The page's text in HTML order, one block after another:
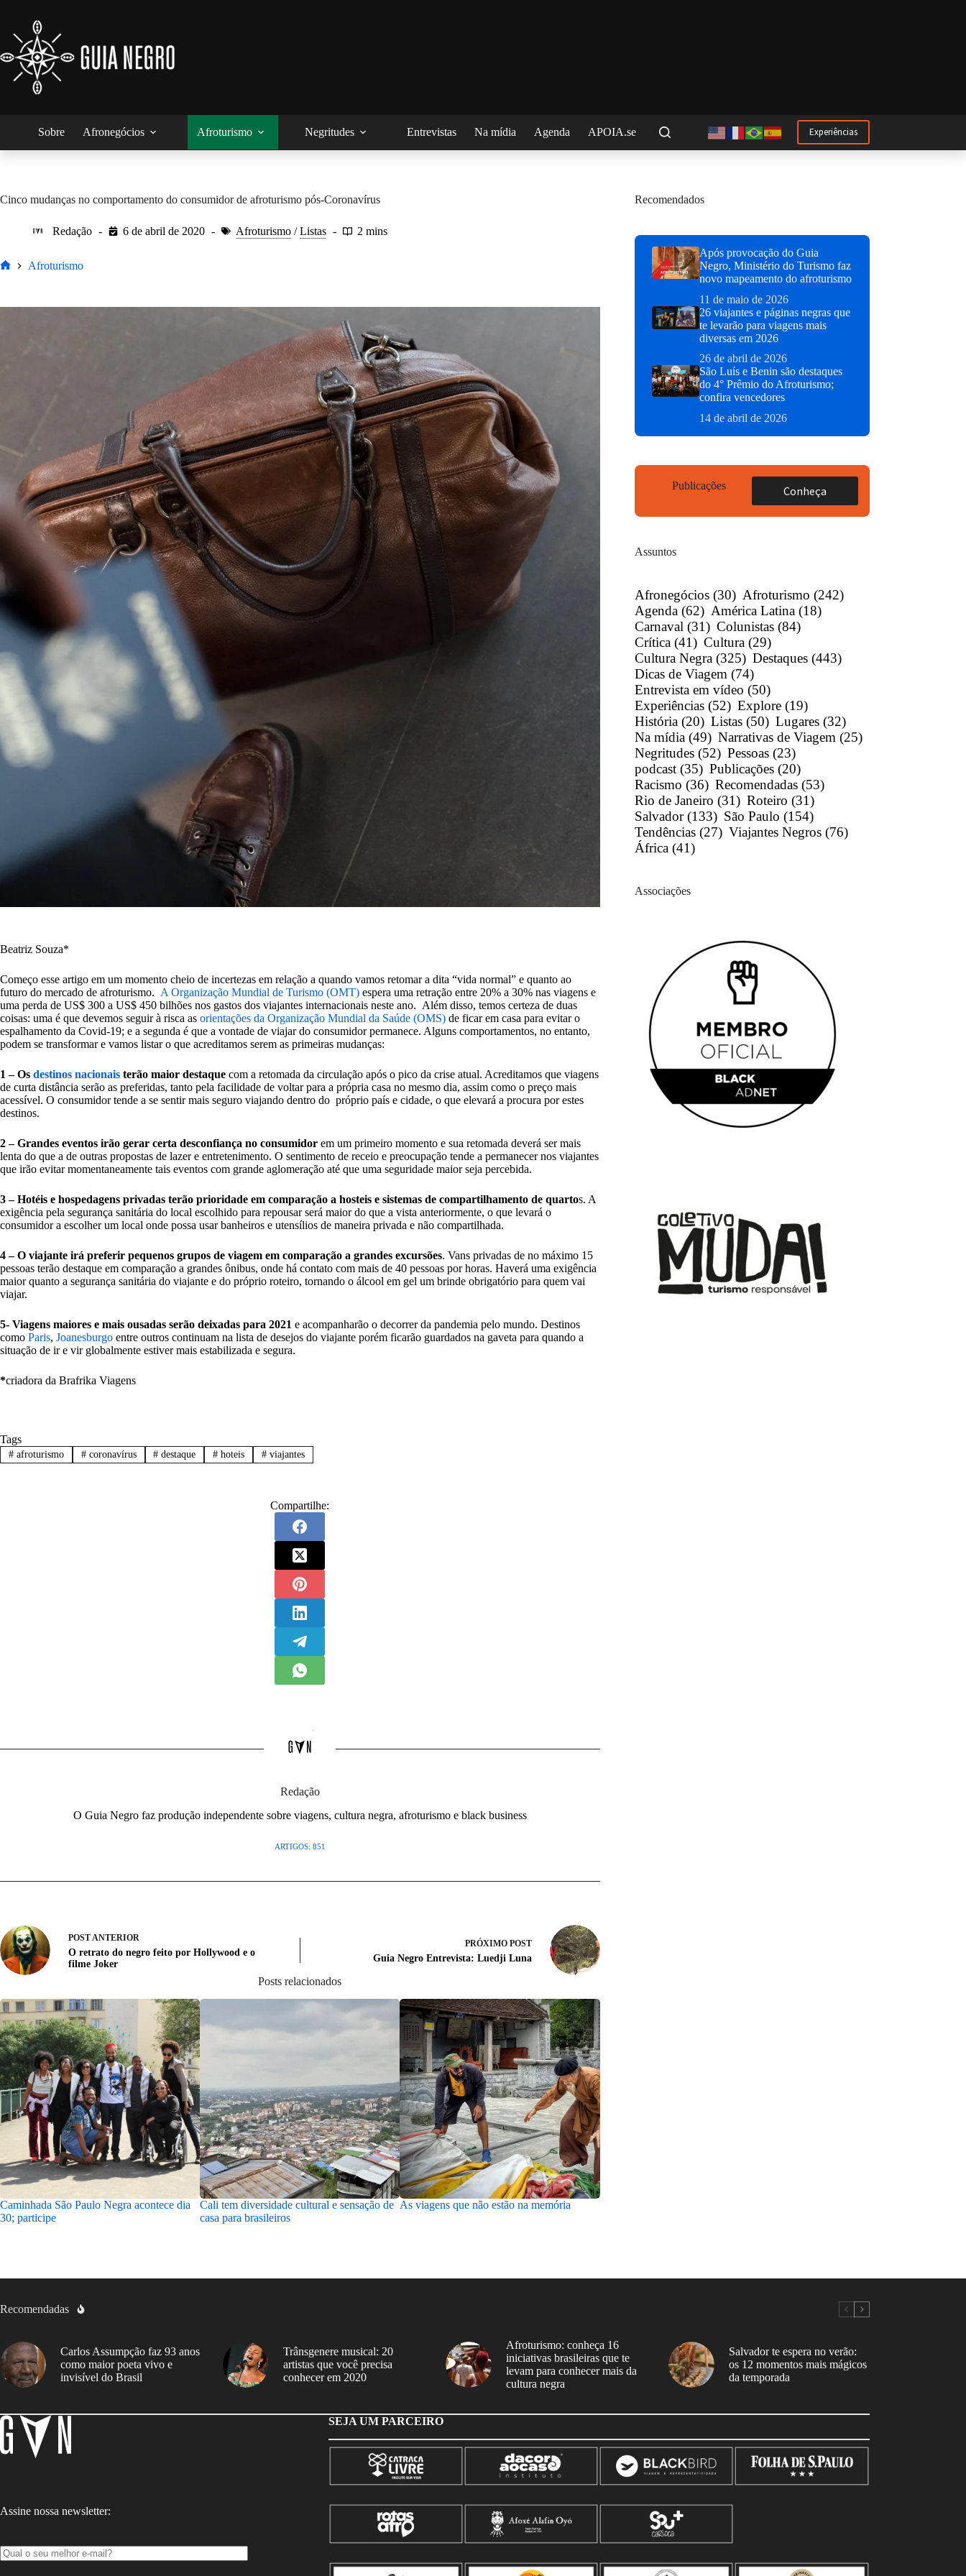
conteúdo
Sobre Afronegócios Afroturismo Negritudes Entrevistas Na mídia Agenda APOIA.se Experiências
Cinco mudanças no comportamento do consumidor de afroturismo pós-Coronavírus
Redação 6 de abril de 2020 Afroturismo /Listas 2 mins
Afroturismo
Beatriz Souza*
Começo esse artigo em um momento cheio de incertezas em relação a quando vamos retomar a dita “vida normal” e quanto ao
futuro do mercado de afroturismo. A Organização Mundial de Turismo (OMT) espera uma retração entre 20% a 30% nas viagens e
uma perda de US$ 300 a US$ 450 bilhões nos gastos dos viajantes internacionais neste ano. Além disso, temos certeza de duas
coisas: uma é que devemos seguir à risca as orientações da Organização Mundial da Saúde (OMS) de ficar em casa para evitar o
espalhamento da Covid-19; e a segunda é que a vontade de viajar do consumidor permanece. Alguns comportamentos, no entanto,
podem se transformar e vamos listar o que acreditamos serem as primeiras mudanças:
1 – Os destinos nacionais terão maior destaque com a retomada da circulação após o pico da crise atual. Acreditamos que viagens
de curta distância serão as preferidas, tanto pela facilidade de voltar para a própria casa no mesmo dia, assim como o preço mais
acessível. O consumidor tende a se sentir mais seguro viajando dentro do próprio país e cidade, o que elevará a procura por estes
destinos.
2 – Grandes eventos irão gerar certa desconfiança no consumidor em um primeiro momento e sua retomada deverá ser mais
lenta do que a de outras propostas de lazer e entretenimento. O sentimento de receio e preocupação tende a permanecer nos viajantes
que irão evitar momentaneamente tais eventos com grande aglomeração até que uma seguridade maior seja percebida.
3 – Hotéis e hospedagens privadas terão prioridade em comparação a hosteis e sistemas de compartilhamento de quartos. A
exigência pela segurança sanitária do local escolhido para repousar será maior do que a vista anteriormente, o que levará o
consumidor a escolher um local onde possa usar banheiros e utensílios de maneira privada e não compartilhada.
4 – O viajante irá preferir pequenos grupos de viagem em comparação a grandes excursões. Vans privadas de no máximo 15
pessoas terão destaque em comparação a grandes ônibus, onde há contato com mais de 40 pessoas por horas. Haverá uma exigência
maior quanto a segurança sanitária do viajante e do próprio roteiro, tornando o álcool em gel um brinde obrigatório para quem vai
viajar.
5- Viagens maiores e mais ousadas serão deixadas para 2021 e acompanharão o decorrer da pandemia pelo mundo. Destinos
como Paris, Joanesburgo entre outros continuam na lista de desejos do viajante porém ficarão guardados na gaveta para quando a
situação de ir e vir globalmente estiver mais estabilizada e segura.
*criadora da Brafrika Viagens
Tags
#afroturismo #coronavírus # destaque # hoteis # viajantes
Compartilhe:
Redação
O Guia Negro faz produção independente sobre viagens, cultura negra, afroturismo e black business
ARTIGOS: 851
POST ANTERIOR
O retrato do negro feito por Hollywood e o
filme Joker
PRÓXIMO POST
Guia Negro Entrevista: Luedji Luna
Posts relacionados
Caminhada São Paulo Negra acontece dia
30; participe
Cali tem diversidade cultural e sensação de
casa para brasileiros
As viagens que não estão na memória
Recomendados
Após provocação do Guia
Negro, Ministério do Turismo faz
novo mapeamento do afroturismo
11 de maio de 2026
26 viajantes e páginas negras que
te levarão para viagens mais
diversas em 2026
26 de abril de 2026
São Luís e Benin são destaques
do 4° Prêmio do Afroturismo;
confira vencedores
14 de abril de 2026
Publicações Conheça
Assuntos
Afronegócios (30) Afroturismo (242)
Agenda (62) América Latina (18)
Carnaval (31) Colunistas (84)
Crítica (41) Cultura (29)
Cultura Negra (325) Destaques (443)
Dicas de Viagem (74)
Entrevista em vídeo (50)
Experiências (52) Explore (19)
História (20) Listas (50) Lugares (32)
Na mídia (49) Narrativas de Viagem (25)
Negritudes (52) Pessoas (23)
podcast (35) Publicações (20)
Racismo (36) Recomendadas (53)
Rio de Janeiro (31) Roteiro (31)
Salvador (133) São Paulo (154)
Tendências (27) Viajantes Negros (76)
África (41)
Associações
Recomendadas
Carlos Assumpção faz 93 anos
como maior poeta vivo e
invisível do Brasil
Trânsgenere musical: 20
artistas que você precisa
conhecer em 2020
Afroturismo: conheça 16
iniciativas brasileiras que te
levam para conhecer mais da
cultura negra
Salvador te espera no verão:
os 12 momentos mais mágicos
da temporada
Assine nossa newsletter:
SEJA UM PARCEIRO